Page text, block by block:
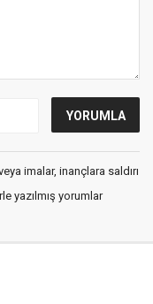
imalar, inançlara saldırı
yazılmış yorumlar